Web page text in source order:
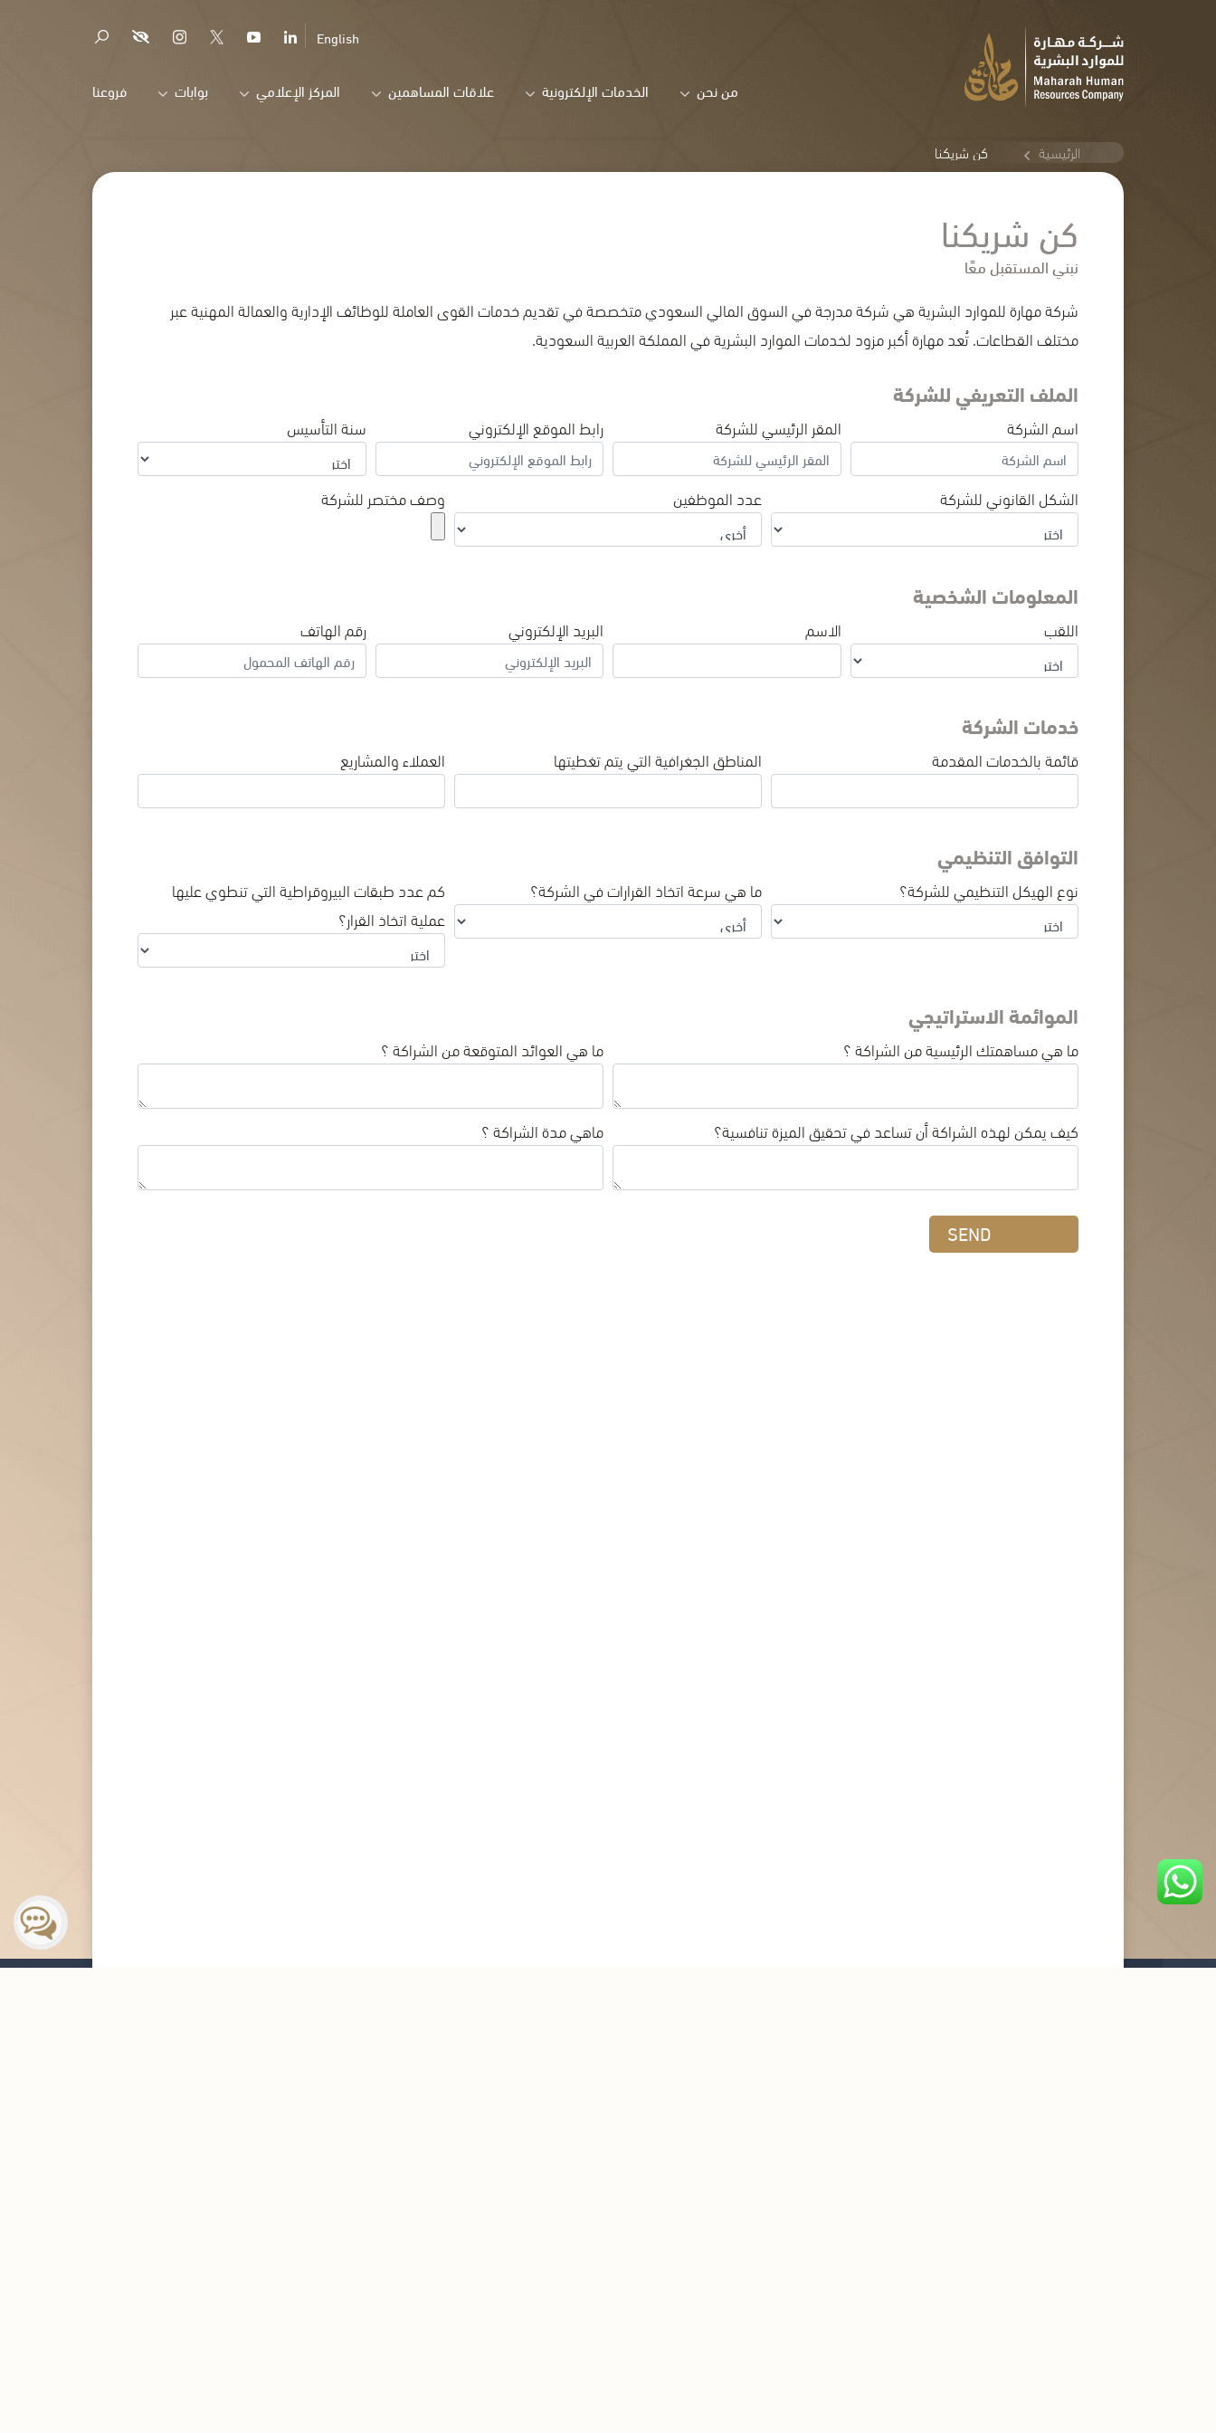
English
من نحن الخدمات الإلكترونية علاقات المساهمين المركز الإعلامي بوابات فروعنا
الرئيسية كن شريكنا
كن شريكنا
نبني المستقبل معًا
شركة مهارة للموارد البشرية هي شركة مدرجة في السوق المالي السعودي متخصصة في تقديم خدمات القوى العاملة للوظائف الإدارية والعمالة المهنية عبر
مختلف القطاعات. تُعد مهارة أكبر مزود لخدمات الموارد البشرية في المملكة العربية السعودية.
الملف التعريفي للشركة
اسم الشركة المقر الرئيسي للشركة رابط الموقع الإلكتروني سنة التأسيس
الشكل القانوني للشركة عدد الموظفين وصف مختصر للشركة
المعلومات الشخصية
اللقب الاسم البريد الإلكتروني رقم الهاتف
خدمات الشركة
قائمة بالخدمات المقدمة المناطق الجغرافية التي يتم تغطيتها العملاء والمشاريع
التوافق التنظيمي
نوع الهيكل التنظيمي للشركة؟ ما هي سرعة اتخاذ القرارات في الشركة؟
كم عدد طبقات البيروقراطية التي تنطوي عليها
عملية اتخاذ القرار؟
الموائمة الاستراتيجي
ما هي مساهمتك الرئيسية من الشراكة ؟ ما هي العوائد المتوقعة من الشراكة ؟
كيف يمكن لهذه الشراكة أن تساعد في تحقيق الميزة تنافسية؟ ماهي مدة الشراكة ؟